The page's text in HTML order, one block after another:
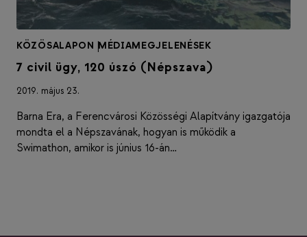
KÖZÖSALAPON |
MÉDIAMEGJELENÉSEK
7 civil ügy, 120 úszó (Népszava)
2019. május 23.
Barna Era, a Ferencvárosi Közösségi Alapítvány igazgatója
mondta el a Népszavának, hogyan is működik a
Swimathon, amikor is június 16-án…